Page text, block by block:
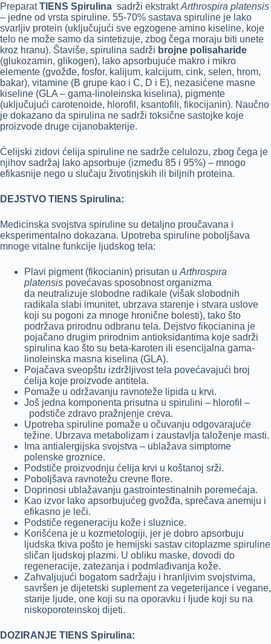
PreparatTIENS Spirulina sadrži ekstraktArthrospira platensis
– jedne od vrsta spiruline. 55-70% sastava spiruline je lako
svarljiv protein (uključujući sve egzogene amino kiseline, koje
telo ne može samo da sintetizuje, zbog čega moraju biti unete
kroz hranu). Štaviše, spirulina sadrži brojne polisaharide
(glukozamin, glikogen), lako apsorbujuće makro i mikro
elemente (gvožđe, fosfor, kalijum, kalcijum, cink, selen, hrom,
bakar), vitamine (B grupe kao i C, D i E), nezasićene masne
kiseline (GLA – gama-linoleinska kiselina), pigmente
(uključujući carotenoide, hlorofil, ksantofili, fikocijanin). Naučno
je dokazano da spirulina ne sadrži toksične sastojke koje
proizvode druge cijanobakterije.
Ćelijski zidovi ćelija spiruline ne sadrže celulozu, zbog čega je
njihov sadržaj lako apsorbuje (između 85 i 95%) – mnogo
efikasnije nego u slučaju životinjskih ili biljnih proteina.
DEJSTVO TIENS Spirulina:
Medicinska svojstva spiruline su detaljno proučavana i
eksperimentalno dokazana. Upotreba spiruline poboljšava
mnoge vitalne funkcije ljudskog tela:
Plavi pigment (fikocianin) prisutan u Arthrospira
platensis povećavas sposobnost organizma
da neutralizuje slobodne radikale (višak slobodnih
radikala slabi imunitet, ubrzava starenje i stvara uslove
koji su pogoni za mnoge hronične bolesti), tako što
podržava prirodnu odbranu tela. Dejstvo fikocianina je
pojačano drugim prirodnim antioksidantima koje sadrži
spirulina kao što su beta-karoten ili esencijalna gama-
linoleinska masna kiselina (GLA).
Pojačava sveopštu izdržljivost tela povećavajući broj
ćelija koje proizvode antitela.
Pomaže u održavanju ravnoteže lipida u krvi.
Još jedna komponenta prisutna u spirulini – hlorofil –
podstiče zdravo pražnjenje creva.
Upotreba spiruline pomaže u očuvanju odgovarajuće
težine. Ubrzava metabolizam i zaustavlja taloženje masti.
Ima antialergijska svojstva – ublažava simptome
polenske groznice.
Podstiče proizvodnju ćelija krvi u koštanoj srži.
Poboljšava ravnotežu crevne flore.
Doprinosi ublažavanju gastrointestinalnih poremećaja.
Kao izvor lako apsorbujućeg gvožđa, sprečava anemiju i
efikasno je leči.
Podstiče regeneraciju kože i sluznice.
Korišćena je u kozmetologiji, jer je dobro apsorbuju
ljudska tkiva pošto je hemijski sastav citoplazme spiruline
sličan ljudskoj plazmi. U obliku maske, dovodi do
regeneracije, zatezanja i podmlađivanja kože.
Zahvaljujući bogatom sadržaju i hranljivim svojstvima,
savršen je dijetetski suplement za vegeterijance i vegane,
starije ljude, one koji su na oporavku i ljude koji su na
niskoporoteinskoj dijeti.
DOZIRANJE TIENS Spirulina: